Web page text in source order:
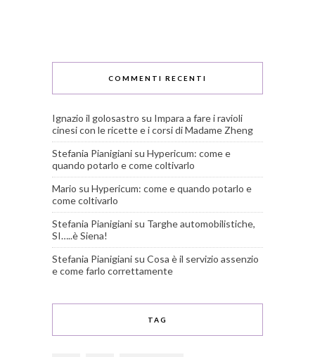
COMMENTI RECENTI
Ignazio il golosastro su Impara a fare i ravioli
cinesi con le ricette e i corsi di Madame Zheng
Stefania Pianigiani su Hypericum: come e
quando potarlo e come coltivarlo
Mario su Hypericum: come e quando potarlo e
come coltivarlo
Stefania Pianigiani su Targhe automobilistiche,
SI…..è Siena!
Stefania Pianigiani su Cosa è il servizio assenzio
e come farlo correttamente
TAG